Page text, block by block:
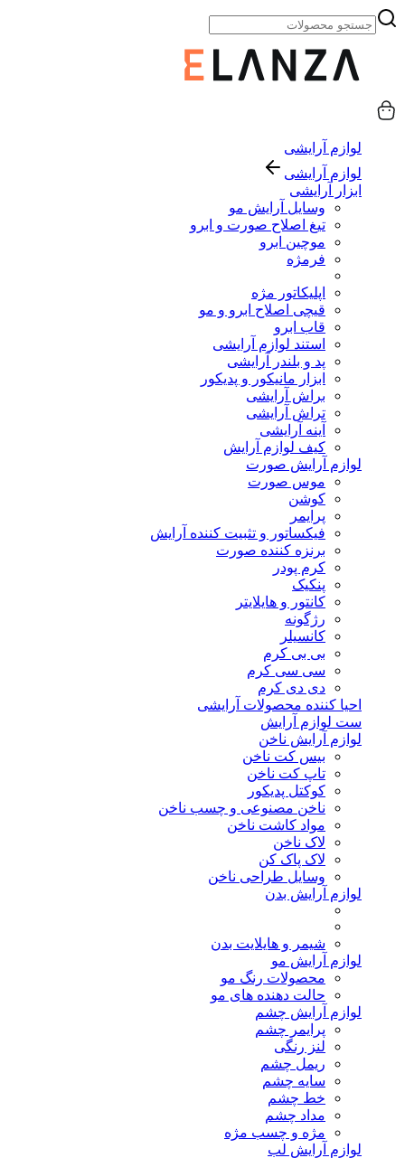
لوازم آرایشی
لوازم آرایشی
ابزار آرایشی
وسایل آرایش مو
تیغ اصلاح صورت و ابرو
موچین ابرو
فرمژه
اپلیکاتور مژه
قیچی اصلاح ابرو و مو
قاب ابرو
استند لوازم آرایشی
پد و بلندر آرایشی
ابزار مانیکور و پدیکور
براش آرایشی
تراش آرایشی
آینه آرایشی
کیف لوازم آرایش
لوازم آرایش صورت
موس صورت
کوشن
پرایمر
فیکساتور و تثبیت کننده آرایش
برنزه کننده صورت
کرم پودر
پنکیک
کانتور و هایلایتر
رژگونه
کانسیلر
بی بی کرم
سی سی کرم
دی دی کرم
احیا کننده محصولات آرایشی
ست لوازم آرایش
لوازم آرایش ناخن
بیس کت ناخن
تاپ کت ناخن
کوکتل پدیکور
ناخن مصنوعی و چسب ناخن
مواد کاشت ناخن
لاک ناخن
لاک پاک کن
وسایل طراحی ناخن
لوازم آرایش بدن
شیمر و هایلایت بدن
لوازم آرایش مو
محصولات رنگ مو
حالت دهنده های مو
لوازم آرایش چشم
پرایمر چشم
لنز رنگی
ریمل چشم
سایه چشم
خط چشم
مداد چشم
مژه و چسب مژه
لوازم آرایش لب